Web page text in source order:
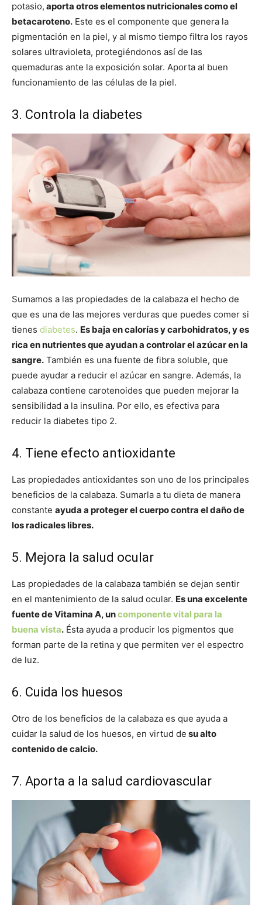
potasio, aporta otros elementos nutricionales como el
betacaroteno. Este es el componente que genera la
pigmentación en la piel, y al mismo tiempo filtra los rayos
solares ultravioleta, protegiéndonos así de las
quemaduras ante la exposición solar. Aporta al buen
funcionamiento de las células de la piel.
3. Controla la diabetes
Sumamos a las propiedades de la calabaza el hecho de
que es una de las mejores verduras que puedes comer si
tienes diabetes. Es baja en calorías y carbohidratos, y es
rica en nutrientes que ayudan a controlar el azúcar en la
sangre. También es una fuente de fibra soluble, que
puede ayudar a reducir el azúcar en sangre. Además, la
calabaza contiene carotenoides que pueden mejorar la
sensibilidad a la insulina. Por ello, es efectiva para
reducir la diabetes tipo 2.
4. Tiene efecto antioxidante
Las propiedades antioxidantes son uno de los principales
beneficios de la calabaza. Sumarla a tu dieta de manera
constante ayuda a proteger el cuerpo contra el daño de
los radicales libres.
5. Mejora la salud ocular
Las propiedades de la calabaza también se dejan sentir
en el mantenimiento de la salud ocular. Es una excelente
fuente de Vitamina A, uncomponente vital para la
buena vista. Ésta ayuda a producir los pigmentos que
forman parte de la retina y que permiten ver el espectro
de luz.
6. Cuida los huesos
Otro de los beneficios de la calabaza es que ayuda a
cuidar la salud de los huesos, en virtud de su alto
contenido de calcio.
7. Aporta a la salud cardiovascular